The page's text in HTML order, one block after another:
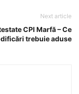
Next article
CPI Marfă – Ce
trebuie aduse